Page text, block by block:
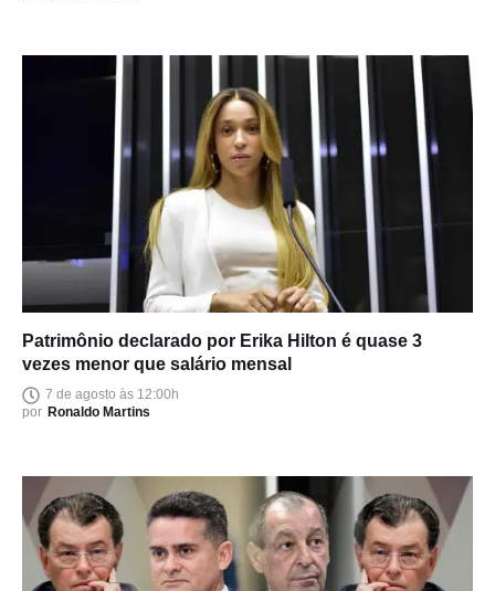
Patrimônio declarado por Erika Hilton é quase 3
vezes menor que salário mensal
7 de agosto às 12:00h
por Ronaldo Martins